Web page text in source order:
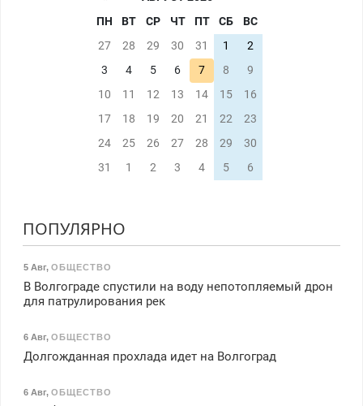
ПН
ВТ СР ЧТ ПТ СБ
ВС
27
28 29 30 31 1
2
3
4 5 6 7 8
9
10
11 12 13 14 15
16
17
18 19 20 21 22
23
24
25 26 27 28 29
30
31
1 2 3 4 5 6
ПОПУЛЯРНО
5 Авг, ОБЩЕСТВО
В Волгограде спустили на воду непотопляемый дрон
для патрулирования рек
6 Авг, ОБЩЕСТВО
Долгожданная прохлада идет на Волгоград
6 Авг, ОБЩЕСТВО